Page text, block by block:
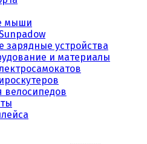
мыши
зарядные устройства
и материалы
велосипедов